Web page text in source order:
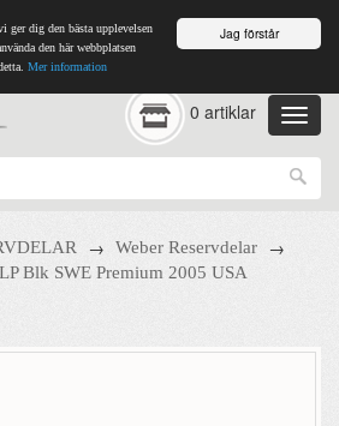
Jag förstår
ger dig den bästa upplevelsen
den här webbplatsen
Mer information
0 artiklar
→ Weber Reservdelar →
Blk SWE Premium 2005 USA